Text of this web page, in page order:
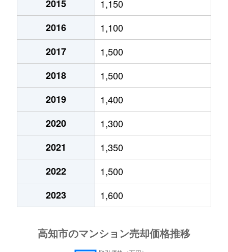
みづき 1,600万円
南はりまや町
2,600万円
2015
1,150
2016
1,100
2017
1,500
2018
1,500
2019
1,400
2020
1,300
2021
1,350
2022
1,500
2023
1,600